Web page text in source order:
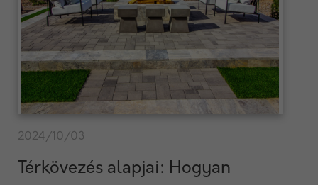
2024/10/03
Térkövezés alapjai: Hogyan